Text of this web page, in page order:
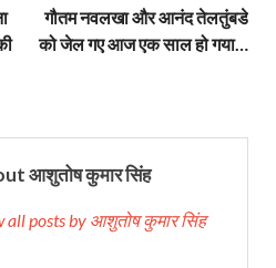
गौतम नवलखा और आनंद तेलतुंबडे
को जेल गए आज एक साल हो गया…
आशुतोष कुमार सिंह
all posts by आशुतोष कुमार सिंह